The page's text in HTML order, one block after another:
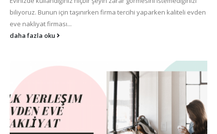
biliyoruz. Bunun için taşınırken firma tercihi yaparken kaliteli evden
eve nakliyat firması...
daha fazla oku